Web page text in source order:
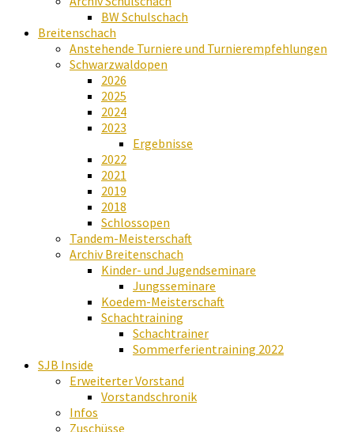
BW Schulschach
Breitenschach
Anstehende Turniere und Turnierempfehlungen
Schwarzwaldopen
2026
2025
2024
2023
Ergebnisse
2022
2021
2019
2018
Schlossopen
Tandem-Meisterschaft
Archiv Breitenschach
Kinder- und Jugendseminare
Jungsseminare
Koedem-Meisterschaft
Schachtraining
Schachtrainer
Sommerferientraining 2022
SJB Inside
Erweiterter Vorstand
Vorstandschronik
Infos
Zuschüsse